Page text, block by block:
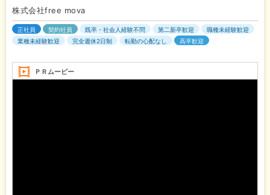
株式会社free mova
正社員 契約社員 既卒・社会人経験不問 第二新卒歓迎
職種未経験歓迎
業種未経験歓迎
完全週休2日制 転勤の心配なし 高卒歓迎
ＰＲムービー